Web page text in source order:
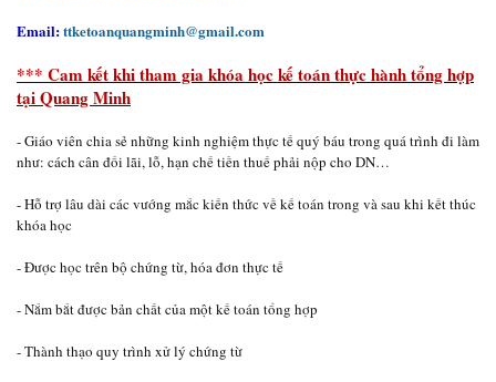
Email:ttketoanquangminh@gmail.com
*** Cam kết khi tham gia khóa học kế toán thực hành tổng hợp
tại Quang Minh
- Giáo viên chia sẻ những kinh nghiệm thực tế quý báu trong quá trình đi làm
như: cách cân đối lãi, lỗ, hạn chế tiền thuế phải nộp cho DN…
- Hỗ trợ lâu dài các vướng mắc kiến thức về kế toán trong và sau khi kết thúc
khóa học
- Được học trên bộ chứng từ, hóa đơn thực tế
- Nắm bắt được bản chất của một kế toán tổng hợp
- Thành thạo quy trình xử lý chứng từ